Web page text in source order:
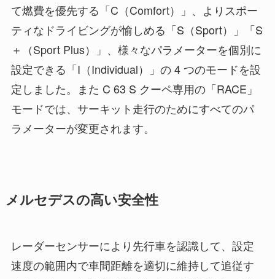
て燃費を優先する「C（Comfort）」、よりスポー
ティなドライビングが愉しめる「S（Sport）」「S
＋（Sport Plus）」、様々なパラメーターを個別に
設定できる「I（Individual）」の 4 つのモードを設
定しました。また C 63 S クーペ専用の「RACE」
モードでは、サーキット走行のためにすべてのパ
ラメーターが変更されます。
メルセデスの高い安全性
レーダーセンサーにより先行車を認識して、設定
速度の範囲内で車間距離を適切に維持して追従す